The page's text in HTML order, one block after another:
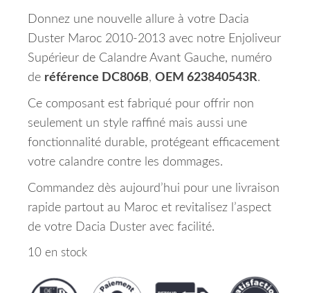
Donnez une nouvelle allure à votre Dacia
Duster Maroc 2010-2013 avec notre Enjoliveur
Supérieur de Calandre Avant Gauche, numéro
de référence DC806B, OEM 623840543R.
Ce composant est fabriqué pour offrir non
seulement un style raffiné mais aussi une
fonctionnalité durable, protégeant efficacement
votre calandre contre les dommages.
Commandez dès aujourd’hui pour une livraison
rapide partout au Maroc et revitalisez l’aspect
de votre Dacia Duster avec facilité.
10 en stock